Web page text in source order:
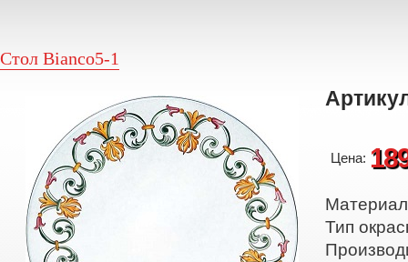
Стол Bianco5-1
Цена:
Тип